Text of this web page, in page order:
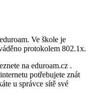
Ve škole je
protokolem 802.1x.
na eduroam.cz .
potřebujete znát
u správce sítě své